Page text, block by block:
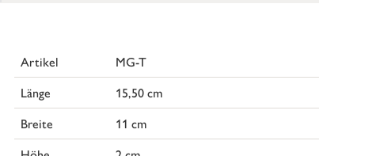
Artikel
MG-T
Länge
15,50 cm
Breite
11 cm